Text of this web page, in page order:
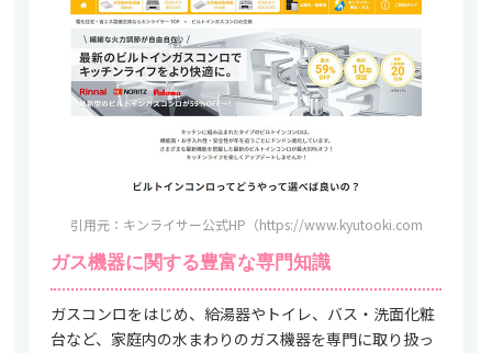
引用元：キンライサー公式HP（https://www.kyutooki.com/zeh/
ガス機器に関する豊富な専門知識
ガスコンロをはじめ、給湯器やトイレ、バス・洗面化粧
台など、家庭内の水まわりのガス機器を専門に取り扱っ